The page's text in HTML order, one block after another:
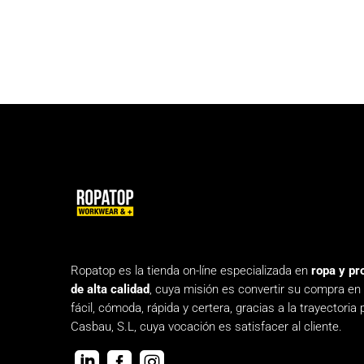
Ropatop es la tienda on-líne especializada en ropa y
de alta calidad, cuya misión es convertir su compra en
fácil, cómoda, rápida y certera, gracias a la trayectoria
Casbau, S.L, cuya vocación es satisfacer al cliente.